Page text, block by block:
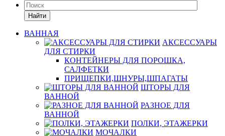
Найти
ВАННАЯ
АКСЕССУАРЫ
ДЛЯ СТИРКИ
КОНТЕЙНЕРЫ ДЛЯ ПОРОШКА,
САЛФЕТКИ
ПРИЩЕПКИ,ШНУРЫ,ШПАГАТЫ
ШТОРЫ ДЛЯ
ВАННОЙ
РАЗНОЕ ДЛЯ
ВАННОЙ
ПОЛКИ, ЭТАЖЕРКИ
МОЧАЛКИ